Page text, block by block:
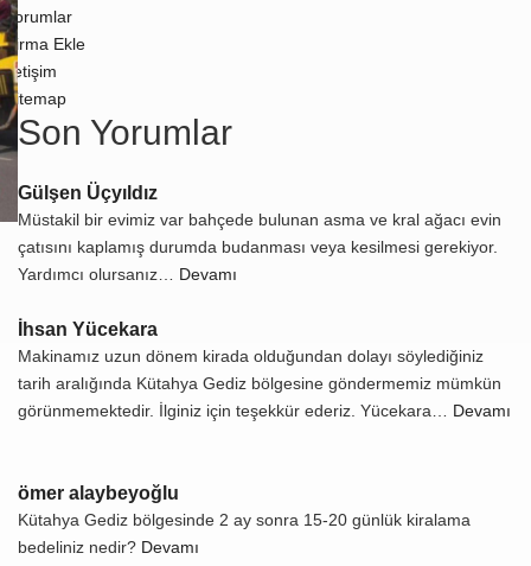
Yorumlar
Firma Ekle
İletişim
Sitemap
Son Yorumlar
Gülşen Üçyıldız
Müstakil bir evimiz var bahçede bulunan asma ve kral ağacı evin
çatısını kaplamış durumda budanması veya kesilmesi gerekiyor.
Yardımcı olursanız… Devamı
İhsan Yücekara
Makinamız uzun dönem kirada olduğundan dolayı söylediğiniz
tarih aralığında Kütahya Gediz bölgesine göndermemiz mümkün
görünmemektedir. İlginiz için teşekkür ederiz. Yücekara… Devamı
ömer alaybeyoğlu
Kütahya Gediz bölgesinde 2 ay sonra 15-20 günlük kiralama
bedeliniz nedir? Devamı